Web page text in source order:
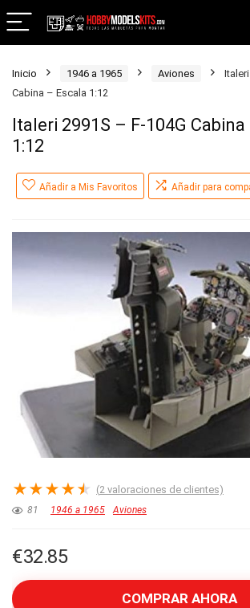
Inicio 1946 a 1965 Aviones
Cabina – Escala 1:12
Italeri 2991S – F-104G
1:12
Añadir a Mis Favoritos Añadir para
★★★★★ (2 valoraciones de clientes)
81 1946 a 1965 Aviones
€32.85
COMPRAR AHORA